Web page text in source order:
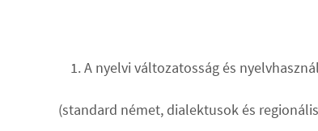
A nyelvi változatosság és
(standard német, dialektusok és